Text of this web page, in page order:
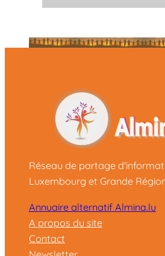
Réseau de partage
Luxembourg et Grande
Annuaire alternatif Almina.lu
A propos du site
Contact